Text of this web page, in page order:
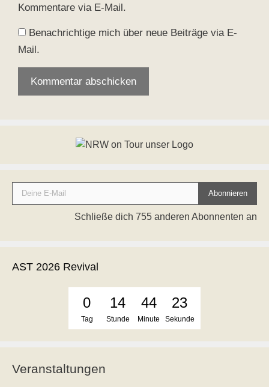
Kommentare via E-Mail.
Benachrichtige mich über neue Beiträge via E-
Mail.
Deine E-Mail
Abonnieren
Schließe dich 755 anderen Abonnenten an
AST 2026 Revival
0
Tag
14
Stunde
44
Minute
22
Sekunde
Veranstaltungen